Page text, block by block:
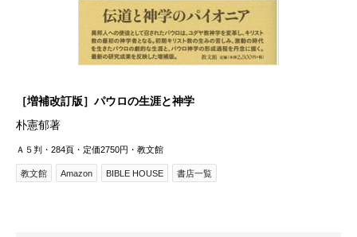
［増補改訂版］パウロの生涯と神学
朴憲郁著
Ａ５判・284頁・定価2750円・教文館
教文館 Amazon BIBLE HOUSE 書店一覧